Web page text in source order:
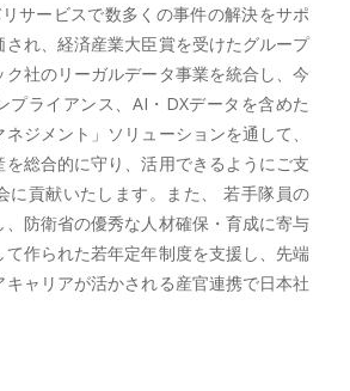
サービスで数多くの事件の解決をサポ
され、経済産業大臣賞を受けたグループ
社のリーガルデータ事業を統合し、今
プライアンス、AI・DXデータを含めた
ネジメント」ソリューションを通して、
を総合的に守り、活用できるようにご支
に貢献いたします。また、 若手隊員の
防衛省の優秀な人材確保・育成に寄与
作られた若年定年制度を支援し、先端
ャリアが活かされる産官連携で日本社